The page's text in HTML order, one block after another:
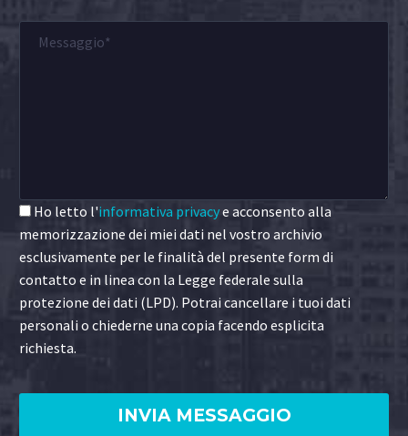
Ho letto l'informativa privacye acconsento alla
memorizzazione dei miei dati nel vostro archivio
esclusivamente per le finalità del presente form di
contatto e in linea con la Legge federale sulla
protezione dei dati (LPD). Potrai cancellare i tuoi dati
personali o chiederne una copia facendo esplicita
richiesta.